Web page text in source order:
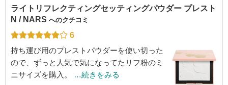
ライトリフレクティングセッティングパウダー プレスト
N / NARS へのクチコミ
6
持ち運び用のプレストパウダーを使い切った
ので、ずっと人気で気になってたリフ粉のミ
ニサイズを購入。
…続きをみる